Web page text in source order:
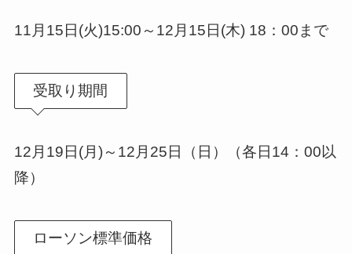
11月15日(火)15:00～12月15日(木) 18：00まで
受取り期間
12月19日(月)～12月25日（日）（各日14：00以
降）
ローソン標準価格